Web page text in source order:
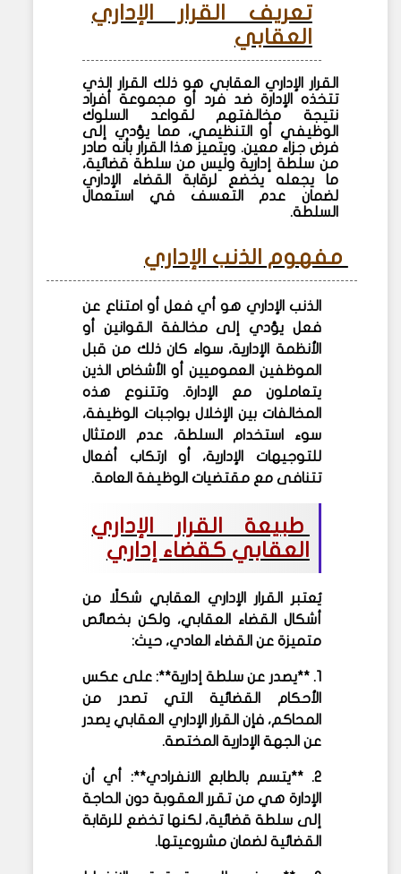
تعريف القرار الإداري
العقابي
القرار الإداري العقابي هو ذلك القرار الذي
تتخذه الإدارة ضد فرد أو مجموعة أفراد
نتيجة مخالفتهم لقواعد السلوك
الوظيفي أو التنظيمي، مما يؤدي إلى
فرض جزاء معين. ويتميز هذا القرار بأنه صادر
من سلطة إدارية وليس من سلطة قضائية،
ما يجعله يخضع لرقابة القضاء الإداري
لضمان عدم التعسف في استعمال
السلطة.
مفهوم الذنب الإداري
الذنب الإداري هو أي فعل أو امتناع عن
فعل يؤدي إلى مخالفة القوانين أو
الأنظمة الإدارية، سواء كان ذلك من قبل
الموظفين العموميين أو الأشخاص الذين
يتعاملون مع الإدارة. وتتنوع هذه
المخالفات بين الإخلال بواجبات الوظيفة،
سوء استخدام السلطة، عدم الامتثال
للتوجيهات الإدارية، أو ارتكاب أفعال
تتنافى مع مقتضيات الوظيفة العامة.
طبيعة القرار الإداري
العقابي كقضاء إداري
يُعتبر القرار الإداري العقابي شكلًا من
أشكال القضاء العقابي، ولكن بخصائص
متميزة عن القضاء العادي، حيث:
1. **يصدر عن سلطة إدارية**: على عكس
الأحكام القضائية التي تصدر من
المحاكم، فإن القرار الإداري العقابي يصدر
عن الجهة الإدارية المختصة.
2. **يتسم بالطابع الانفرادي**: أي أن
الإدارة هي من تقرر العقوبة دون الحاجة
إلى سلطة قضائية، لكنها تخضع للرقابة
القضائية لضمان مشروعيتها.